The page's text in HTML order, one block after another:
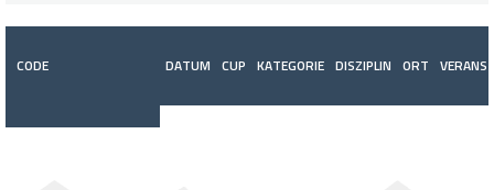
CODE DATUM CUP KATEGORIE DISZIPLIN ORT